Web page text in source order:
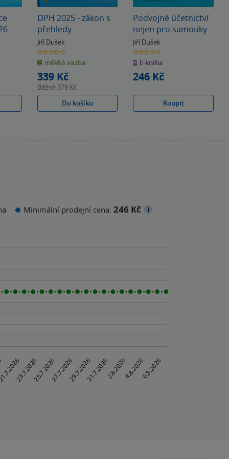
DPH 2025 - zákon s
přehledy
Jiří Dušek
0.0
z
5
hvězdiček
měkká vazba
339 Kč
Běžně 379 Kč
Do košíku
Podvojné účetnictví
nejen pro samouky
Jiří Dušek
0.0
z
5
hvězdiček
E-kniha
246 Kč
Koupit
Minimální prodejní cena: 246 Kč